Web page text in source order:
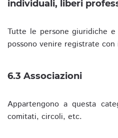
individuali, liberi
Tutte le persone giuridiche
possono venire registrate
6.3 Associazioni
Appartengono a questa
comitati, circoli, etc.